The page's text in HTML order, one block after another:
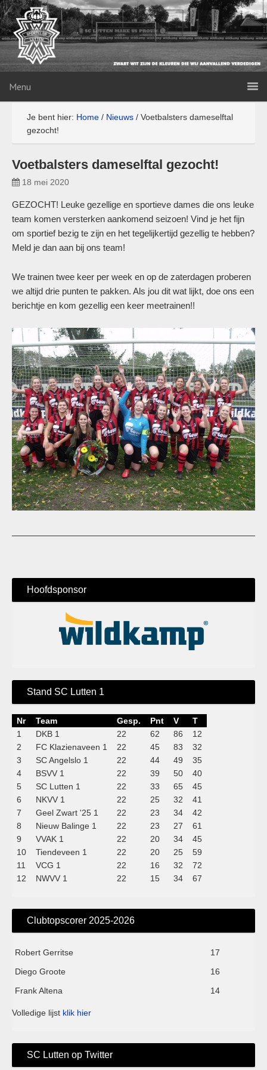
Menu
Je bent hier: Home / Nieuws / Voetbalsters dameselftal
gezocht!
Voetbalsters dameselftal gezocht!
18 mei 2020
GEZOCHT! Leuke gezellige en sportieve dames die ons leuke
team komen versterken aankomend seizoen! Vind je het fijn
om sportief bezig te zijn en het tegelijkertijd gezellig te hebben?
Meld je dan aan bij ons team!
We trainen twee keer per week en op de zaterdagen proberen
we altijd drie punten te pakken. Als jou dit wat lijkt, doe ons een
berichtje en kom gezellig een keer meetrainen!!
Hoofdsponsor
Stand SC Lutten 1
Nr Team Gesp. Pnt V
T
1
DKB 1 22 62 86
12
2
FC Klazienaveen 1 22 45 83
32
3
SC Angelslo 1 22 44 49
35
4
BSVV 1 22 39 50
40
5
SC Lutten 1 22 33 65
45
6
NKVV 1 22 25 32
41
7
Geel Zwart '25 1 22 23 34
42
8
Nieuw Balinge 1 22 23 27
61
9
VVAK 1 22 20 34
45
10
Tiendeveen 1 22 20 25
59
11
VCG 1 22 16 32
72
12
NWVV 1 22 15 34 67
Clubtopscorer 2025-2026
Robert Gerritse
17
Diego Groote
16
Frank Altena
14
Volledige lijst klik hier
SC Lutten op Twitter